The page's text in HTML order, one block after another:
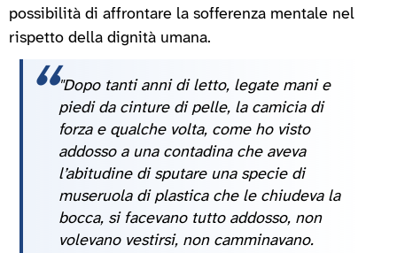
possibilità di affrontare la sofferenza mentale nel
rispetto della dignità umana.
"Dopo tanti anni di letto, legate mani e
piedi da cinture di pelle, la camicia di
forza e qualche volta, come ho visto
addosso a una contadina che aveva
l’abitudine di sputare una specie di
museruola di plastica che le chiudeva la
bocca, si facevano tutto addosso, non
volevano vestirsi, non camminavano.